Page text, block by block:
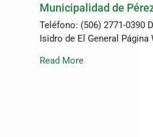
Municipalidad de
Teléfono: (506) 2771-0390
Isidro de El General
Read More